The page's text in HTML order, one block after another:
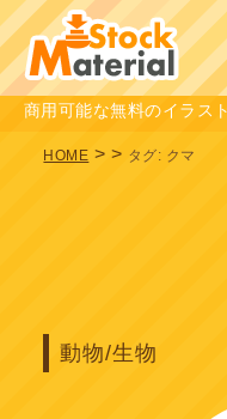
商用可能な無料のイラス
HOME > > タグ: クマ
動物/生物